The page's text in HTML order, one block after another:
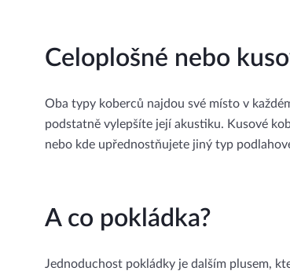
Celoplošné nebo
Oba typy koberců najdou své místo v
podstatně vylepšíte její akustiku. Kusové
nebo kde upřednostňujete jiný typ
A co pokládka?
Jednoduchost pokládky je dalším plusem,